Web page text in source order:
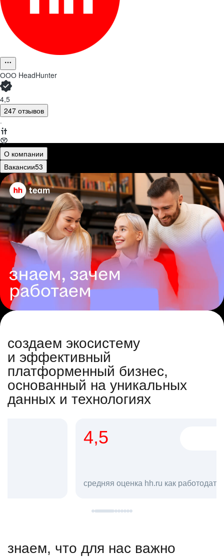
ООО HeadHunter
4,5
247 отзывов
·
О компании
Вакансии53
создаем экосистему
и эффективный
платформенный бизнес,
основанный на уникальных
данных и технологиях
средняя оценка hh.ru как работодателя **
в hh.ru
знаем, что для нас важно